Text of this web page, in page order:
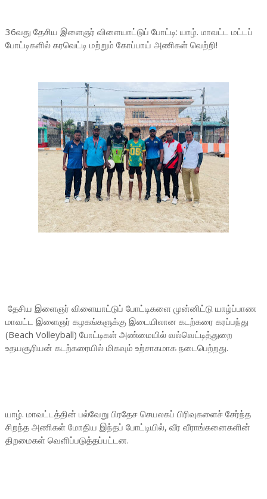
36வது தேசிய இளைஞர் விளையாட்டுப் போட்டி: யாழ். மாவட்ட மட்டப்
போட்டிகளில் கரவெட்டி மற்றும் கோப்பாய் அணிகள் வெற்றி!
தேசிய இளைஞர் விளையாட்டுப் போட்டிகளை முன்னிட்டு யாழ்ப்பாண
மாவட்ட இளைஞர் கழகங்களுக்கு இடையிலான கடற்கரை கரப்பந்து
(Beach Volleyball) போட்டிகள் அண்மையில் வல்வெட்டித்துறை
உதயசூரியன் கடற்கரையில் மிகவும் உற்சாகமாக நடைபெற்றது.
யாழ். மாவட்டத்தின் பல்வேறு பிரதேச செயலகப் பிரிவுகளைச் சேர்ந்த
சிறந்த அணிகள் மோதிய இந்தப் போட்டியில், வீர வீராங்கனைகளின்
திறமைகள் வெளிப்படுத்தப்பட்டன.